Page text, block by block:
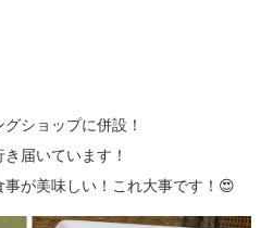
ショップに併設！
届いています！
が美味しい！これ大事です！😍